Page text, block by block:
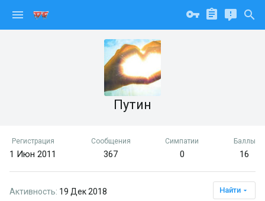
Путин
Регистрация
1 Июн 2011
Сообщения
367
Симпатии
0
Баллы
16
Активность 19 Дек 2018 Найти